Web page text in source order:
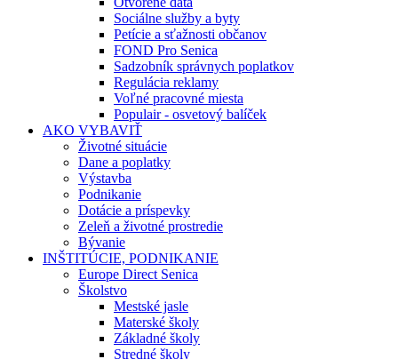
Sociálne služby a byty
Petície a sťažnosti občanov
FOND Pro Senica
Sadzobník správnych poplatkov
Regulácia reklamy
Voľné pracovné miesta
Populair - osvetový balíček
AKO VYBAVIŤ
Životné situácie
Dane a poplatky
Výstavba
Podnikanie
Dotácie a príspevky
Zeleň a životné prostredie
Bývanie
INŠTITÚCIE, PODNIKANIE
Europe Direct Senica
Školstvo
Mestské jasle
Materské školy
Základné školy
Stredné školy